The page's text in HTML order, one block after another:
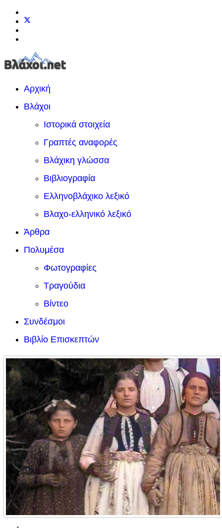
Αρχική
Βλάχοι
Ιστορικά στοιχεία
Γραπτές αναφορές
Βλάχικη γλώσσα
Βιβλιογραφία
Ελληνοβλάχικο λεξικό
Βλαχο-ελληνικό λεξικό
Άρθρα
Πολυμέσα
Φωτογραφίες
Τραγούδια
Βίντεο
Συνδέσμοι
Βιβλίο Επισκεπτών